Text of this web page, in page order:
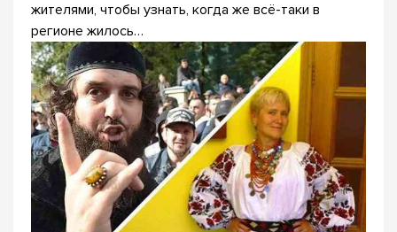
жителями, чтобы узнать, когда же всё-таки в
регионе жилось…